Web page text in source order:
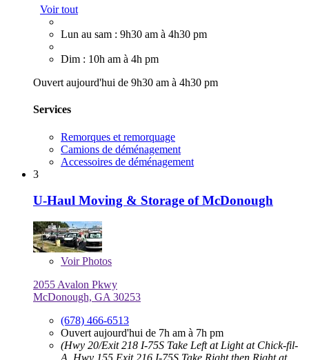
Voir tout
Lun au sam : 9h30 am à 4h30 pm
Dim : 10h am à 4h pm
Ouvert aujourd'hui de 9h30 am à 4h30 pm
Services
Remorques et remorquage
Camions de déménagement
Accessoires de déménagement
3
U-Haul Moving & Storage of McDonough
VoirPhotos
2055 Avalon Pkwy
McDonough, GA 30253
(678) 466-6513
Ouvert aujourd'hui de 7h am à 7h pm
(Hwy 20/Exit 218 I-75S Take Left at Light at Chick-fil-
A, Hwy 155 Exit 216 I-75S Take Right then Right at